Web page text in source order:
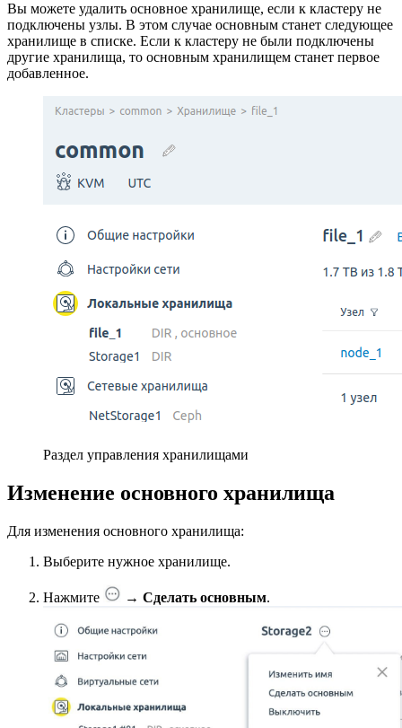
Вы можете удалить основное хранилище, если к кластеру не
подключены узлы. В этом случае основным станет следующее
хранилище в списке. Если к кластеру не были подключены
другие хранилища, то основным хранилищем станет первое
добавленное.
Раздел управления хранилищами
Изменение основного хранилища
Для изменения основного хранилища:
Выберите нужное хранилище.
Нажмите → Сделать основным.